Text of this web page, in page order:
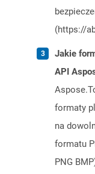
(https://
Jakie
API
formaty
na
formatu
PNG